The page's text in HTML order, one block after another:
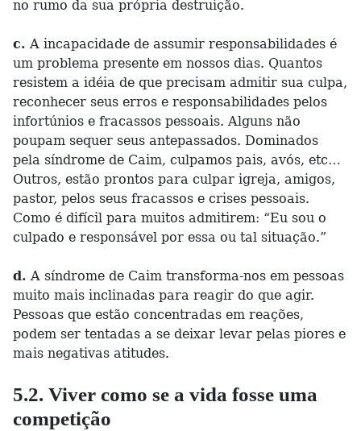
no rumo da sua própria destruição.
c. A incapacidade de assumir responsabilidades é
um problema presente em nossos dias. Quantos
resistem a idéia de que precisam admitir sua culpa,
reconhecer seus erros e responsabilidades pelos
infortúnios e fracassos pessoais. Alguns não
poupam sequer seus antepassados. Dominados
pela síndrome de Caim, culpamos pais, avós, etc…
Outros, estão prontos para culpar igreja, amigos,
pastor, pelos seus fracassos e crises pessoais.
Como é difícil para muitos admitirem: “Eu sou o
culpado e responsável por essa ou tal situação.”
d. A síndrome de Caim transforma-nos em pessoas
muito mais inclinadas para reagir do que agir.
Pessoas que estão concentradas em reações,
podem ser tentadas a se deixar levar pelas piores e
mais negativas atitudes.
5.2. Viver como se a vida fosse uma
competição